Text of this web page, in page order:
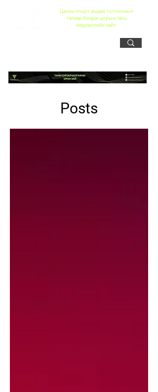
Цахим спорт, видео тоглоомын
талаар бичдэг цорын ганц
мэдээллийн сайт
Posts